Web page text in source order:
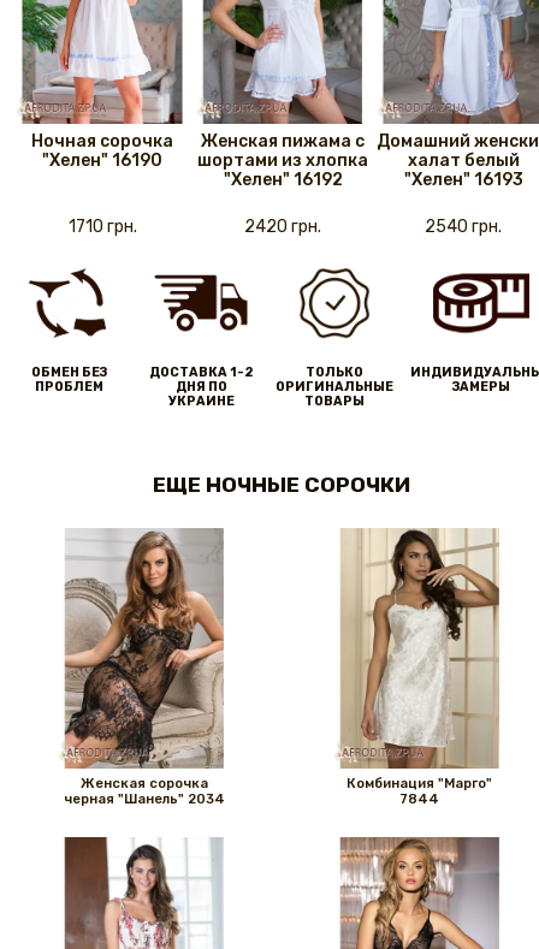
Ночная сорочка
"Хелен" 16190
1710 грн.
Женская пижама с
шортами из хлопка
"Хелен" 16192
2420 грн.
Домашний
халат белый
"Хелен" 16193
2540 грн.
ОБМЕН БЕЗ
ПРОБЛЕМ
ДОСТАВКА 1-2
ДНЯ ПО
УКРАИНЕ
ТОЛЬКО
ОРИГИНАЛЬНЫЕ
ТОВАРЫ
ЗАМЕРЫ
ЕЩЕ НОЧНЫЕ СОРОЧКИ
Женская сорочка
черная "Шанель" 2034
Комбинация "Марго"
7844